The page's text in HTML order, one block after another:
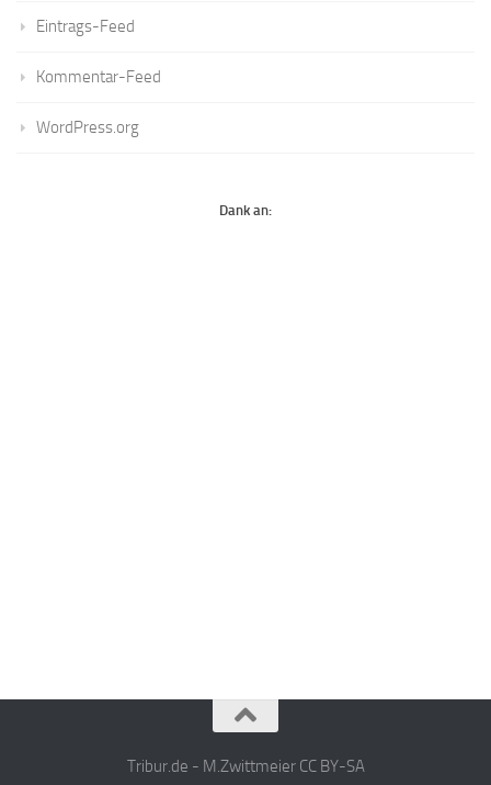
Eintrags-Feed
Kommentar-Feed
WordPress.org
Dank an:
Tribur.de - M.Zwittmeier CC BY-SA